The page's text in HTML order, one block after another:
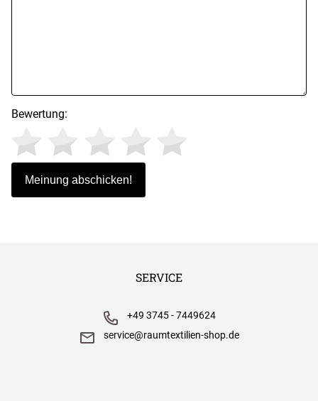
Bewertung:
SERVICE
+49 3745 - 7449624
service@raumtextilien-shop.de